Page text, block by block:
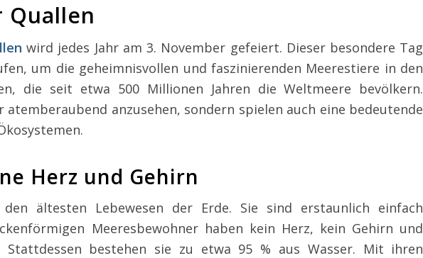
Quallen
wird jedes Jahr am 3. November gefeiert. Dieser besondere Tag
um die geheimnisvollen und faszinierenden Meerestiere in den
die seit etwa 500 Millionen Jahren die Weltmeere bevölkern.
anzusehen, sondern spielen auch eine bedeutende
Herz und Gehirn
ältesten Lebewesen der Erde. Sie sind erstaunlich einfach
Meeresbewohner haben kein Herz, kein Gehirn und
Stattdessen bestehen sie zu etwa 95 % aus Wasser. Mit ihren